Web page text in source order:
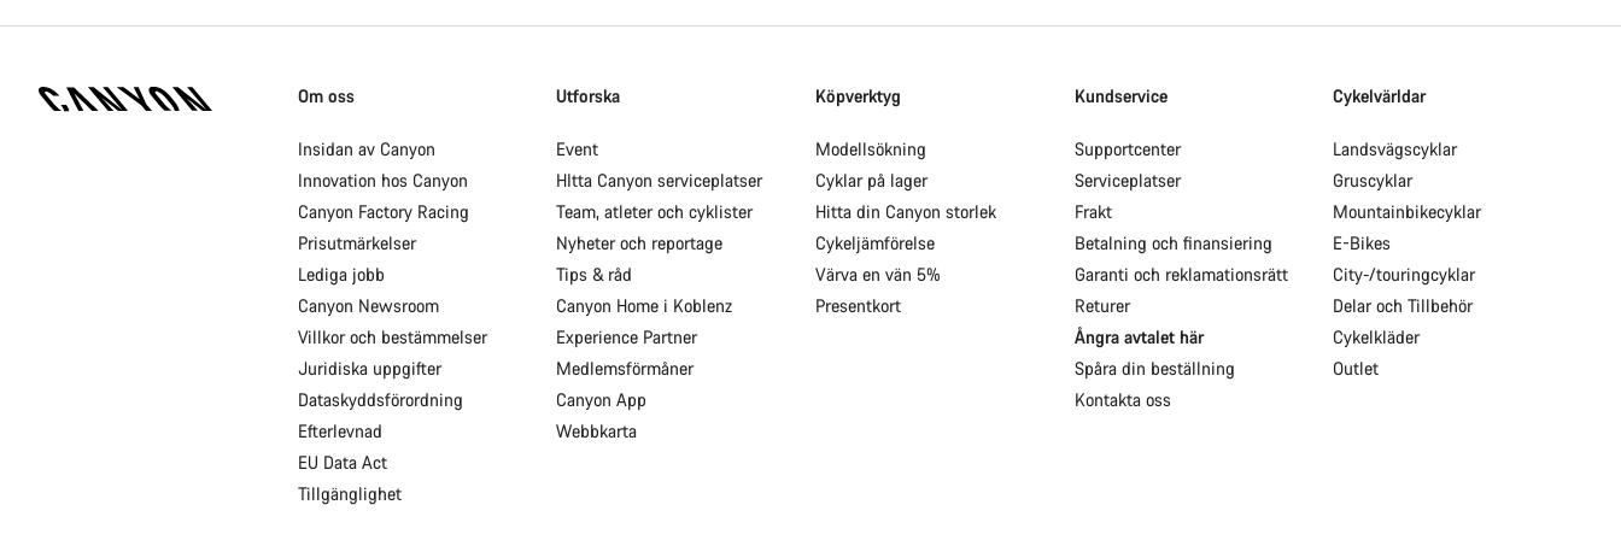
hemsida
Om oss
Insidan av Canyon
Innovation hos Canyon
Canyon Factory Racing
Prisutmärkelser
Lediga jobb
Canyon Newsroom
Villkor och bestämmelser
Juridiska uppgifter
Dataskyddsförordning
Efterlevnad
EU Data Act
Tillgänglighet
Utforska
Event
HItta Canyon serviceplatser
Team, atleter och cyklister
Nyheter och reportage
Tips & råd
Canyon Home i Koblenz
Experience Partner
Medlemsförmåner
Canyon App
Webbkarta
Köpverktyg
Modellsökning
Cyklar på lager
Hitta din Canyon storlek
Cykeljämförelse
Värva en vän 5%
Presentkort
Kundservice
Supportcenter
Serviceplatser
Frakt
Betalning och finansiering
Garanti och reklamationsrätt
Returer
Ångra avtalet här
Spåra din beställning
Kontakta oss
Cykelvärldar
Landsvägscyklar
Gruscyklar
Mountainbikecyklar
E-Bikes
City-/touringcyklar
Delar och Tillbehör
Cykelkläder
Outlet